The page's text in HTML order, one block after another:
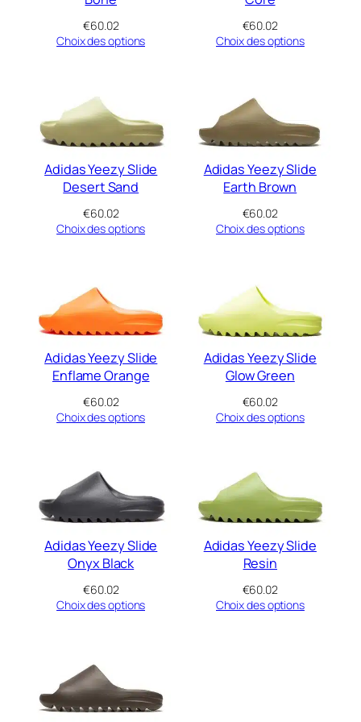
€60.02
Choix des options
€60.02
Choix des options
Adidas Yeezy Slide
Desert Sand
€60.02
Choix des options
Adidas Yeezy Slide
Earth Brown
€60.02
Choix des options
Adidas Yeezy Slide
Enflame Orange
€60.02
Choix des options
Adidas Yeezy Slide
Glow Green
€60.02
Choix des options
Adidas Yeezy Slide
Onyx Black
€60.02
Choix des options
Adidas Yeezy Slide
Resin
€60.02
Choix des options